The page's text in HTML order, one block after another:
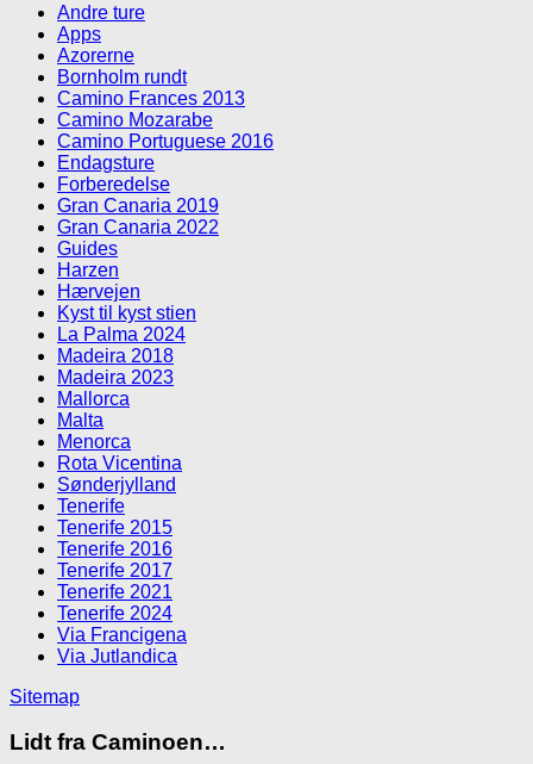
Andre ture
Apps
Azorerne
Bornholm rundt
Camino Frances 2013
Camino Mozarabe
Camino Portuguese 2016
Endagsture
Forberedelse
Gran Canaria 2019
Gran Canaria 2022
Guides
Harzen
Hærvejen
Kyst til kyst stien
La Palma 2024
Madeira 2018
Madeira 2023
Mallorca
Malta
Menorca
Rota Vicentina
Sønderjylland
Tenerife
Tenerife 2015
Tenerife 2016
Tenerife 2017
Tenerife 2021
Tenerife 2024
Via Francigena
Via Jutlandica
Sitemap
Lidt fra Caminoen…